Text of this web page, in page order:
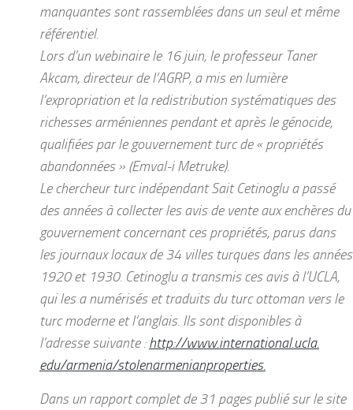
manquantes sont rassemblées dans un seul et même
référentiel.
Lors d’un webinaire le 16 juin, le professeur Taner
Akcam, directeur de l’AGRP, a mis en lumière
l’expropriation et la redistribution systématiques des
richesses arméniennes pendant et après le génocide,
qualifiées par le gouvernement turc de « propriétés
abandonnées » (Emval-i Metruke).
Le chercheur turc indépendant Sait Cetinoglu a passé
des années à collecter les avis de vente aux enchères du
gouvernement concernant ces propriétés, parus dans
les journaux locaux de 34 villes turques dans les années
1920 et 1930. Cetinoglu a transmis ces avis à l’UCLA,
qui les a numérisés et traduits du turc ottoman vers le
turc moderne et l’anglais. Ils sont disponibles à
l’adresse suivante :http://www.international.ucla.
edu/armenia/stolenarmenianproperties.
Dans un rapport complet de 31 pages publié sur le site